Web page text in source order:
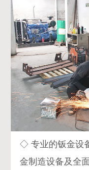
◇ 专业的钣金设
金制造设备及全